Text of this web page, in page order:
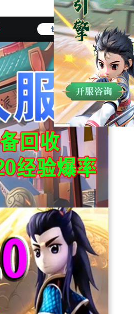
快捷导航